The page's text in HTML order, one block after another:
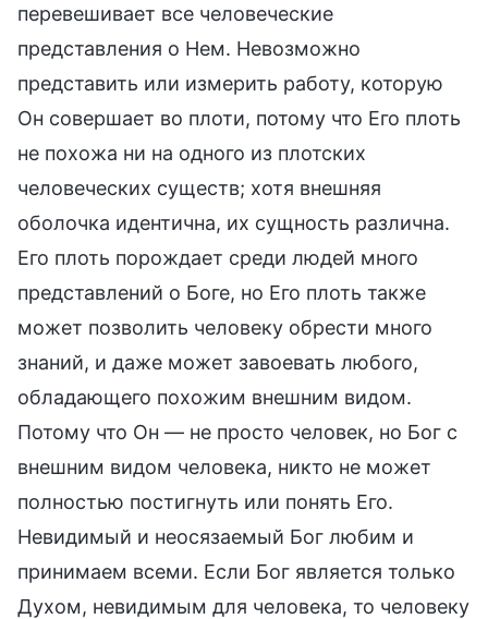
перевешивает все человеческие
представления о Нем. Невозможно
представить или измерить работу, которую
Он совершает во плоти, потому что Его плоть
не похожа ни на одного из плотских
человеческих существ; хотя внешняя
оболочка идентична, их сущность различна.
Его плоть порождает среди людей много
представлений о Боге, но Его плоть также
может позволить человеку обрести много
знаний, и даже может завоевать любого,
обладающего похожим внешним видом.
Потому что Он — не просто человек, но Бог с
внешним видом человека, никто не может
полностью постигнуть или понять Его.
Невидимый и неосязаемый Бог любим и
принимаем всеми. Если Бог является только
Духом, невидимым для человека, то человеку